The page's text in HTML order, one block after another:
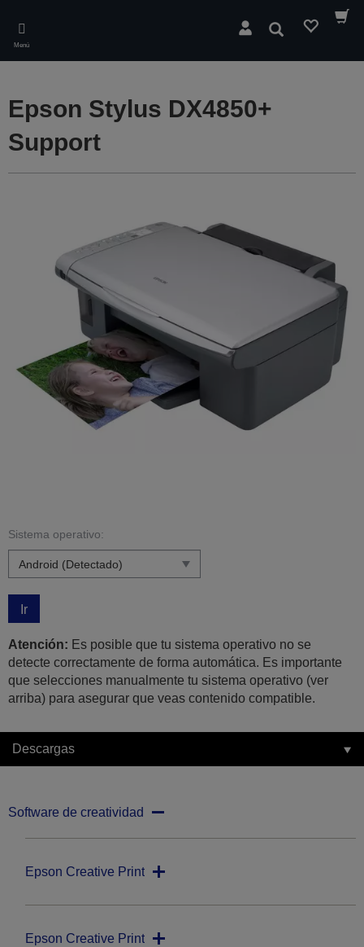
main
content
Menú
Buscar
Epson Stylus DX4850+
Support
Sistema operativo:
Ir
Atención: Es posible que tu sistema operativo no se
detecte correctamente de forma automática. Es importante
que selecciones manualmente tu sistema operativo (ver
arriba) para asegurar que veas contenido compatible.
Descargas
Software de creatividad
Epson Creative Print
Epson Creative Print